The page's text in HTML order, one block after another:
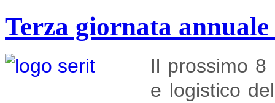
Terza giornata
Il prossimo 8
e logistico